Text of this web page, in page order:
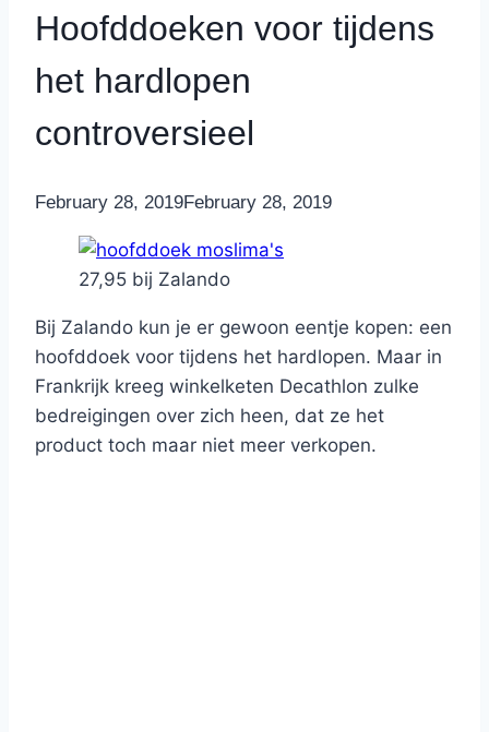
Hoofddoeken voor tijdens
het hardlopen
controversieel
ByNicole
February 28, 2019February 28, 2019
27,95 bij Zalando
Bij Zalando kun je er gewoon eentje kopen: een
hoofddoek voor tijdens het hardlopen. Maar in
Frankrijk kreeg winkelketen Decathlon zulke
bedreigingen over zich heen, dat ze het
product toch maar niet meer verkopen.